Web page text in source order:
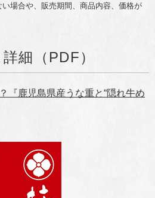
場合や、販売期間、商品内容、価格が
細（PDF）
『鹿児島県産うな重と“隠れ牛め